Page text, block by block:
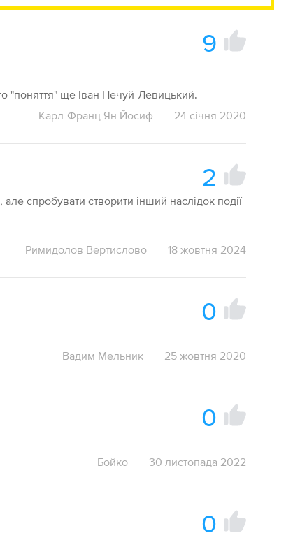
9
"поняття" ще Іван Нечуй-Левицький.
Карл-Франц Ян Йосиф 24 січня 2020
2
спробувати створити інший наслідок події
Римидолов Вертислово 18 жовтня 2024
0
Вадим Мельник 25 жовтня 2020
0
Бойко 30 листопада 2022
0